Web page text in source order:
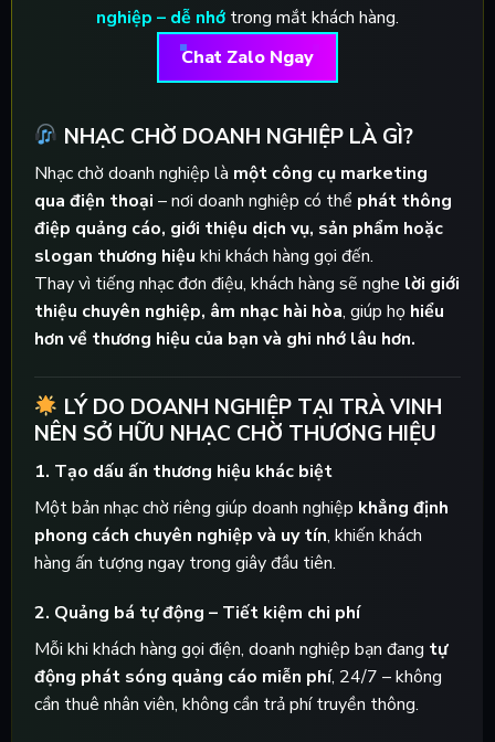
nghiệp – dễ nhớ trong mắt khách hàng.
Chat Zalo Ngay
NHẠC CHỜ DOANH NGHIỆP LÀ GÌ?
Nhạc chờ doanh nghiệp là một công cụ marketing
qua điện thoại – nơi doanh nghiệp có thể phát thông
điệp quảng cáo, giới thiệu dịch vụ, sản phẩm hoặc
slogan thương hiệu khi khách hàng gọi đến.
Thay vì tiếng nhạc đơn điệu, khách hàng sẽ nghe lời giới
thiệu chuyên nghiệp, âm nhạc hài hòa, giúp họ hiểu
hơn về thương hiệu của bạn và ghi nhớ lâu hơn.
LÝ DO DOANH NGHIỆP TẠI TRÀ VINH
NÊN SỞ HỮU NHẠC CHỜ THƯƠNG HIỆU
1. Tạo dấu ấn thương hiệu khác biệt
Một bản nhạc chờ riêng giúp doanh nghiệp khẳng định
phong cách chuyên nghiệp và uy tín, khiến khách
hàng ấn tượng ngay trong giây đầu tiên.
2. Quảng bá tự động – Tiết kiệm chi phí
Mỗi khi khách hàng gọi điện, doanh nghiệp bạn đang tự
động phát sóng quảng cáo miễn phí, 24/7 – không
cần thuê nhân viên, không cần trả phí truyền thông.